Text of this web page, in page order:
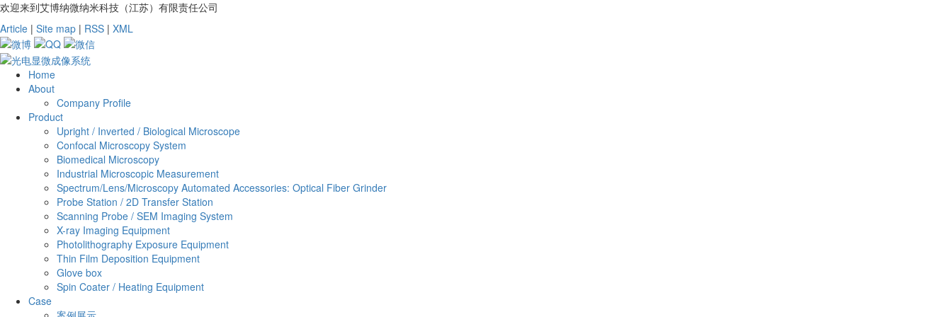
欢迎来到艾博纳微纳米科技（江苏）有限责任公司
Article | Site map | RSS | XML
Home
About
Company Profile
Product
Upright / Inverted / Biological Microscope
Confocal Microscopy System
Biomedical Microscopy
Industrial Microscopic Measurement
Spectrum/Lens/Microscopy Automated Accessories: Optical Fiber Grinder
Probe Station / 2D Transfer Station
Scanning Probe / SEM Imaging System
X-ray Imaging Equipment
Photolithography Exposure Equipment
Thin Film Deposition Equipment
Glove box
Spin Coater / Heating Equipment
Case